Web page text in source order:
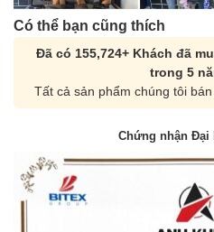
Có thể bạn cũng thích
Đã có 155,724+ Khách đã
trong 5
Tất cả sản phẩm chúng tôi
Chứng nhận Đại